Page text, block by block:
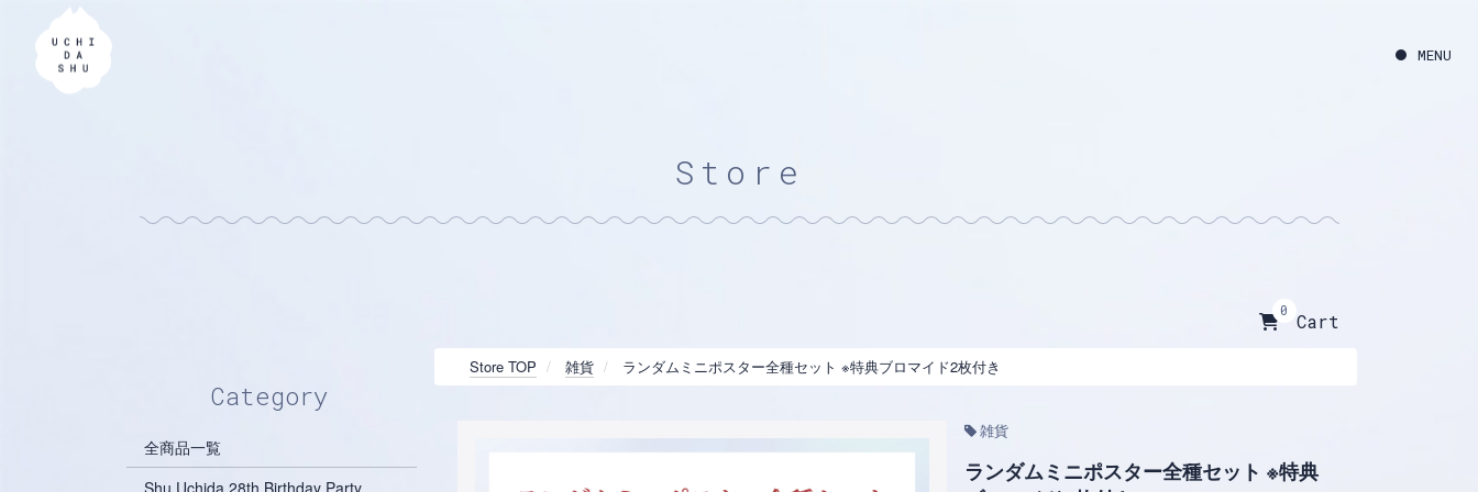
Store
0 Cart
Category
全商品一覧
Shu Uchida 28th Birthday Party
Store TOP 雑貨 ランダムミニポスター全種セット ※特典ブロマイド2枚付き
雑貨
ランダムミニポスター全種セット ※特典